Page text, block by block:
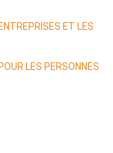
ET LES
LES PERSONNES